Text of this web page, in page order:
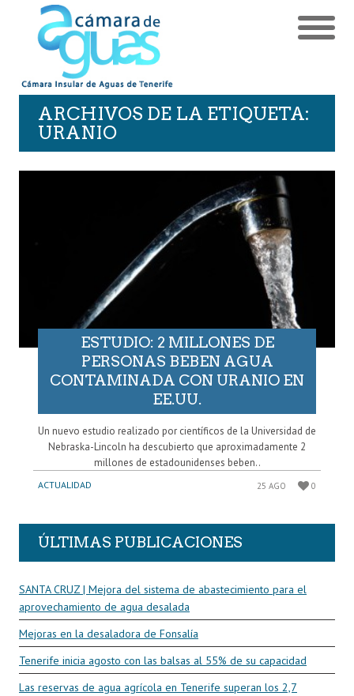
ARCHIVOS DE LA ETIQUETA:
URANIO
ESTUDIO: 2 MILLONES DE
PERSONAS BEBEN AGUA
CONTAMINADA CON URANIO EN
EE.UU.
Un nuevo estudio realizado por científicos de la Universidad de
Nebraska-Lincoln ha descubierto que aproximadamente 2
millones de estadounidenses beben..
ACTUALIDAD 25 AGO 0
ÚLTIMAS PUBLICACIONES
SANTA CRUZ | Mejora del sistema de abastecimiento para el
aprovechamiento de agua desalada
Mejoras en la desaladora de Fonsalía
Tenerife inicia agosto con las balsas al 55% de su capacidad
Las reservas de agua agrícola en Tenerife superan los 2,7